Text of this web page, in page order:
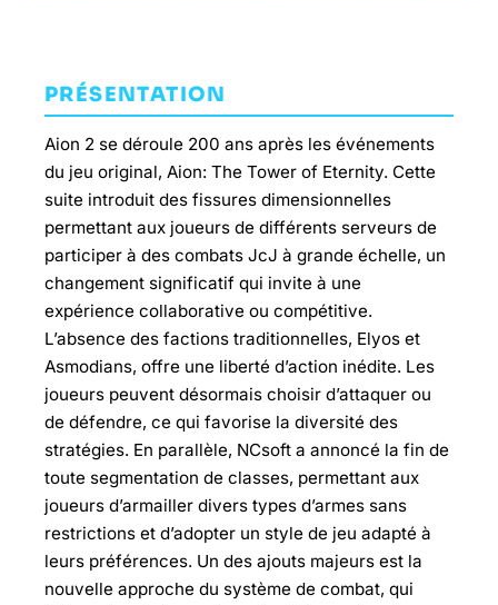
PRÉSENTATION
Aion 2 se déroule 200 ans après les événements
du jeu original, Aion: The Tower of Eternity. Cette
suite introduit des fissures dimensionnelles
permettant aux joueurs de différents serveurs de
participer à des combats JcJ à grande échelle, un
changement significatif qui invite à une
expérience collaborative ou compétitive.
L’absence des factions traditionnelles, Elyos et
Asmodians, offre une liberté d’action inédite. Les
joueurs peuvent désormais choisir d’attaquer ou
de défendre, ce qui favorise la diversité des
stratégies. En parallèle, NCsoft a annoncé la fin de
toute segmentation de classes, permettant aux
joueurs d’armailler divers types d’armes sans
restrictions et d’adopter un style de jeu adapté à
leurs préférences. Un des ajouts majeurs est la
nouvelle approche du système de combat, qui